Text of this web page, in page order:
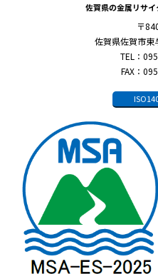
佐賀県の金属リサ
〒
佐賀県佐賀市東
TEL：
FAX：